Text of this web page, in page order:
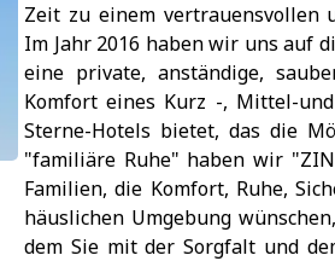
Zeit zu einem vertrauensvollen
Im Jahr 2016 haben wir uns auf
eine private, anständige,
Komfort eines Kurz -, Mittel-
Sterne-Hotels bietet, das die
"familiäre Ruhe" haben wir
Familien, die Komfort, Ruhe,
häuslichen Umgebung
dem Sie mit der Sorgfalt und